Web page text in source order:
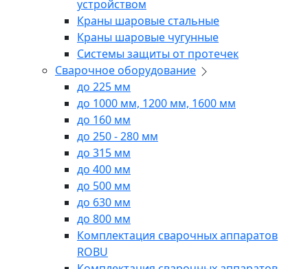
устройством
Краны шаровые стальные
Краны шаровые чугунные
Системы защиты от протечек
Сварочное оборудование
до 225 мм
до 1000 мм, 1200 мм, 1600 мм
до 160 мм
до 250 - 280 мм
до 315 мм
до 400 мм
до 500 мм
до 630 мм
до 800 мм
Комплектация сварочных аппаратов
ROBU